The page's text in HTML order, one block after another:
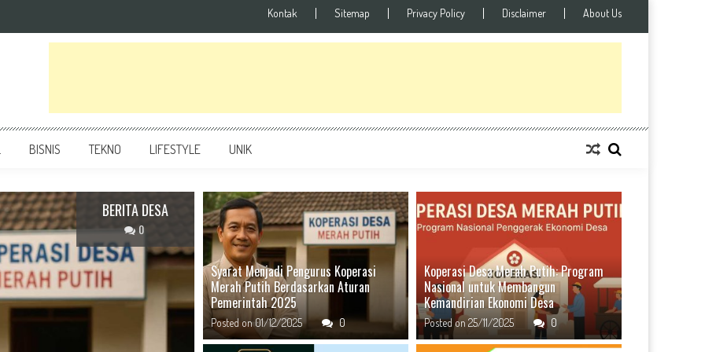
Kontak Sitemap Privacy Policy Disclaimer About Us
BISNIS TEKNO LIFESTYLE UNIK
BISNIS
0
BERITA DESA
0
Syarat Menjadi Pengurus Koperasi
Merah Putih Berdasarkan Aturan
Pemerintah 2025
Posted on01/12/2025 0
Koperasi Desa Merah Putih: Program
Nasional untuk Membangun
Kemandirian Ekonomi Desa
Posted on25/11/2025 0